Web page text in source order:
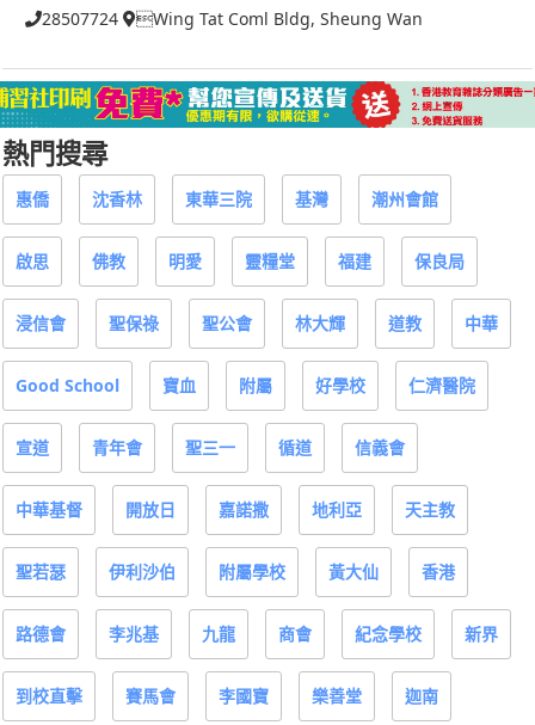
28507724 Wing Tat Coml Bldg, Sheung Wan
熱門搜尋
惠僑 沈香林 東華三院 基灣 潮州會館
啟思 佛教 明愛 靈糧堂 福建 保良局
浸信會 聖保祿 聖公會 林大輝 道教 中華
Good School 寶血 附屬 好學校 仁濟醫院
宣道 青年會 聖三一 循道 信義會
中華基督 開放日 嘉諾撒 地利亞 天主教
聖若瑟 伊利沙伯 附屬學校 黃大仙 香港
路德會 李兆基 九龍 商會 紀念學校 新界
到校直擊 賽馬會 李國寶 樂善堂 迦南